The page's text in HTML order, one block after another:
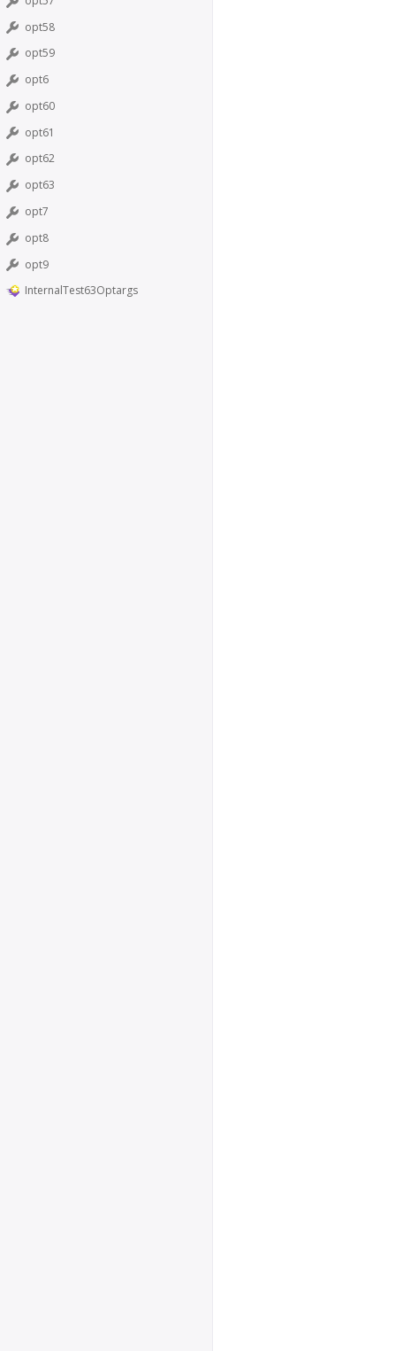
opt58
opt59
opt6
opt60
opt61
opt62
opt63
opt7
opt8
opt9
InternalTest63Optargs